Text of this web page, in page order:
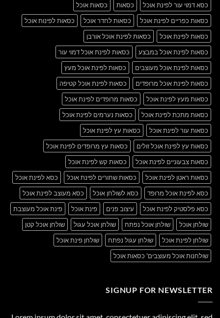
כסא דמוי עור לפינת אוכל
כסאות
כסאות אוכל
כסאות כפריים לפינת אוכל
כסאות לחדר אוכל
כסאות לפינות אוכל
כסאות לפינת אוכל
כסאות לפינת אוכל אורבן
כסאות לפינת אוכל במבצע
כסאות לפינת אוכל דמוי עור
כסאות לפינת אוכל מעוצבים
כסאות לפינת אוכל מעץ
כסאות לפינת אוכל מרופדים
כסאות לפינת אוכל קטיפה
כסאות מעץ לפינת אוכל
כסאות מרופדים לפינת אוכל
כסאות מתכת לפינת אוכל
כסאות נערמים לפינת אוכל
כסאות עור לפינת אוכל
כסאות עץ לפינת אוכל
כסאות עץ לפינת אוכל זולים
כסאות עץ מרופדים לפינת אוכל
כסאות צבעוניים לפינת אוכל
כסאות קש לפינת אוכל
כסאות ראטן לפינת אוכל
כסאות שחורים לפינת אוכל
כסא לפינת אוכל
כסא לפינת אוכל מרופד
כסא לשולחן אוכל
כסא מעוצב לפינת אוכל
כסא פלסטיק לפינת אוכל
עיצוב פנים פינת אוכל
פינת אוכל מעוצבת
שולחן אוכל
שולחן אוכל נפתח שולחן אוכל עגול
שולחן אוכל קטן
שולחן לפינת אוכל
שולחן עגול נפתח
שולחן פינת אוכל
שולחנות אוכל מעוצבים' כסאות אוכל
SIGNUP FOR NEWSLETTER